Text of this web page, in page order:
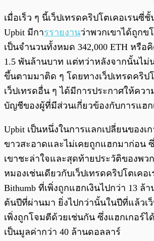
พร้อมเล่น
เมื่อเร็ว ๆ นี้เว็ปเทรดคริปโตเคอเรนซี่
Upbit มีการรายงานว่าพวกเขาได้ถูกข
เป็นจำนวนทั้งหมด 342,000 ETH หรือ
1.5 พันล้านบาท แต่ทว่าหลังจากนั้นไม่
ขึ้นตามมาติด ๆ โดยทางเว็ปเทรดคริป
เว็ปเทรดอื่น ๆ ได้มีการประกาศให้คว
บัญชีของผู้ที่มีส่วนเกี่ยวข้องกับการแฮก
Upbit เป็นหนึ่งในการแลกเปลี่ยนของเ
ขาวสะอาดและไม่เคยถูกแฮกมาก่อน
เขาชะล่าใจและสุดท้ายประวัติของพว
หมองเช่นเดียวกับเว็ปเทรดคริปโตเคอ
Bithumb ที่เพิ่งถูกแฮกเงินไปกว่า 13 ล้
ต้นปีที่ผ่านมา ยิ่งไปกว่านั้นในปีที่แล้วเว็
เพิ่งถูกโจมตีด้วยเช่นกัน ซึ่งแฮกเกอร์ไ
เป็นมูลค่ากว่า 40 ล้านดอลลาร์